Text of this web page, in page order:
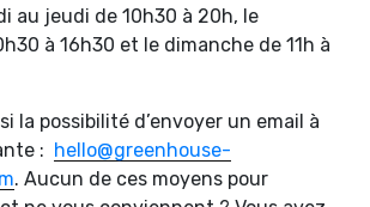
au jeudi de 10h30 à 20h, le
à 16h30 et le dimanche de 11h à
la possibilité d’envoyer un email à
: hello@greenhouse-
. Aucun de ces moyens pour